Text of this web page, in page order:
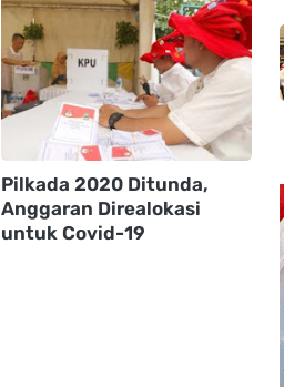
Pilkada 2020 Ditunda,
Anggaran Direalokasi
untuk Covid-19